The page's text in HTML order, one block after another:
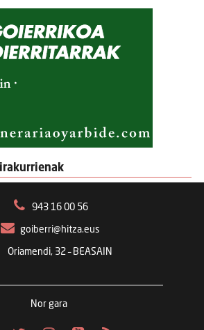
943 16 00 56
goiberri@hitza.eus
Oriamendi, 32 – BEASAIN
Nor gara